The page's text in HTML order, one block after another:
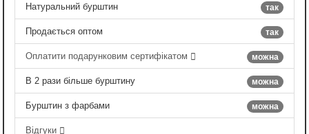
так
Натуральний бурштин
так
Продається оптом
можна
Оплатити подарунковим сертифікатом
можна
В 2 рази більше бурштину
можна
Бурштин з фарбами
Відгуки